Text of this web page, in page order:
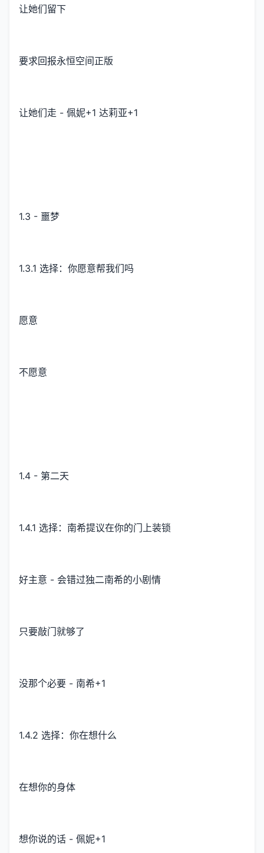
让她们留下
要求回报永恒空间正版
让她们走 - 佩妮+1 达莉亚+1
1.3 - 噩梦
1.3.1 选择：你愿意帮我们吗
愿意
不愿意
1.4 - 第二天
1.4.1 选择：南希提议在你的门上装锁
好主意 - 会错过独二南希的小剧情
只要敲门就够了
没那个必要 - 南希+1
1.4.2 选择：你在想什么
在想你的身体
想你说的话 - 佩妮+1